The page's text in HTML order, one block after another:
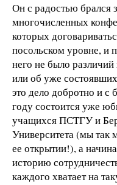
Он с радостью брался
многочисленных
которых
посольском уровне, и
него не было различий
или об уже
это дело добротно и
году состоится уже
учащихся ПСТГУ и
Университета (мы так
ее открытии!), а
историю
каждого хватает на